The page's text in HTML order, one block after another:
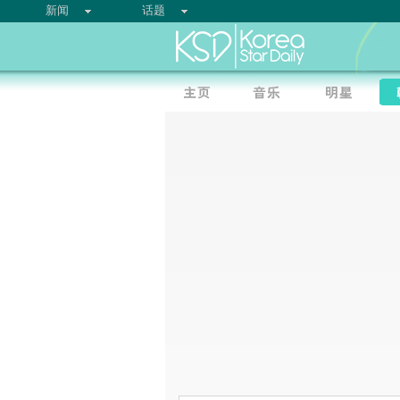
新闻 话题